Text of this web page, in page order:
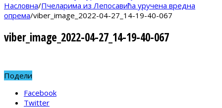
Насловна/Пчеларима из Лепосавића уручена вредна
опрема/viber_image_2022-04-27_14-19-40-067
viber_image_2022-04-27_14-19-40-067
Подели
Facebook
Twitter